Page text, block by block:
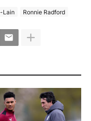
Lain Ronnie Radford